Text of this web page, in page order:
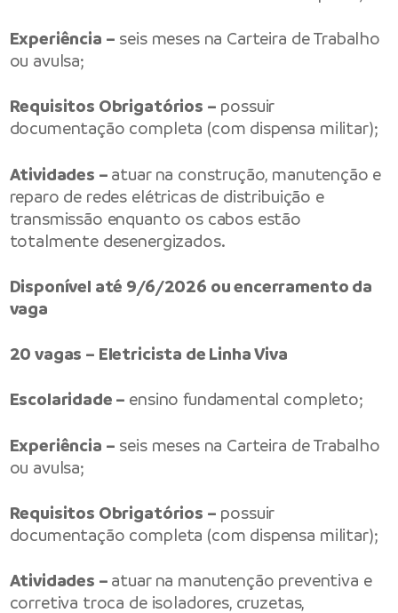
Experiência – seis meses na Carteira de Trabalho
ou avulsa;
Requisitos Obrigatórios – possuir
documentação completa (com dispensa militar);
Atividades – atuar na construção, manutenção e
reparo de redes elétricas de distribuição e
transmissão enquanto os cabos estão
totalmente desenergizados.
Disponível até 9/6/2026 ou encerramento da
vaga
20 vagas – Eletricista de Linha Viva
Escolaridade – ensino fundamental completo;
Experiência – seis meses na Carteira de Trabalho
ou avulsa;
Requisitos Obrigatórios – possuir
documentação completa (com dispensa militar);
Atividades – atuar na manutenção preventiva e
corretiva troca de isoladores, cruzetas,